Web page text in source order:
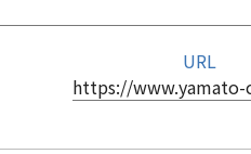
URL
https://www.yamato-